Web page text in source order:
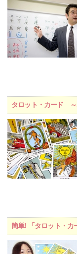
タロット・カード ～
簡単! 「タロット・カ